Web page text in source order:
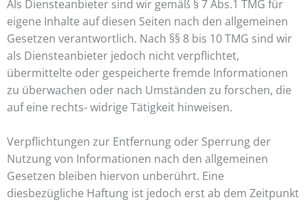
Als Diensteanbieter sind wir gemäß § 7 Abs.1 TMG für
eigene Inhalte auf diesen Seiten nach den allgemeinen
Gesetzen verantwortlich. Nach §§ 8 bis 10 TMG sind wir
als Diensteanbieter jedoch nicht verpflichtet,
übermittelte oder gespeicherte fremde Informationen
zu überwachen oder nach Umständen zu forschen, die
auf eine rechts- widrige Tätigkeit hinweisen.
Verpflichtungen zur Entfernung oder Sperrung der
Nutzung von Informationen nach den allgemeinen
Gesetzen bleiben hiervon unberührt. Eine
diesbezügliche Haftung ist jedoch erst ab dem Zeitpunkt